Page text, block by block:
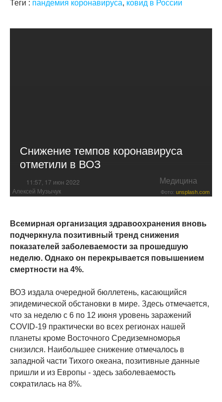
Теги : пандемия коронавируса, ковид в России
Снижение темпов коронавируса
отметили в ВОЗ
11:57, 17 июн 2022 Медицина
Алексей Музычук Фото: unsplash.com
Всемирная организация здравоохранения вновь
подчеркнула позитивный тренд снижения
показателей заболеваемости за прошедшую
неделю. Однако он перекрывается повышением
смертности на 4%.
ВОЗ издала очередной бюллетень, касающийся
эпидемической обстановки в мире. Здесь отмечается,
что за неделю с 6 по 12 июня уровень заражений
COVID-19 практически во всех регионах нашей
планеты кроме Восточного Средиземноморья
снизился. Наибольшее снижение отмечалось в
западной части Тихого океана, позитивные данные
пришли и из Европы - здесь заболеваемость
сократилась на 8%.